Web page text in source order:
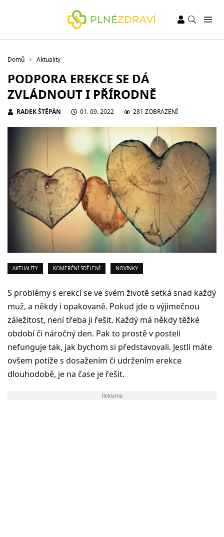
Domů Aktuality
PODPORA EREKCE SE DÁ
ZVLÁDNOUT I PŘÍRODNĚ
RADEK ŠTĚPÁN 01. 09. 2022 281 ZOBRAZENÍ
AKTUALITY KOMERČNÍ SDĚLENÍ NOVINKY
S problémy s erekcí se ve svém životě setká snad každý
muž, a někdy i opakovaně. Pokud jde o výjimečnou
záležitost, není třeba ji řešit. Každý má někdy těžké
období či náročný den. Pak to prostě v posteli
nefunguje tak, jak bychom si představovali. Jestli máte
ovšem potíže s dosažením či udržením erekce
dlouhodobě, je na čase je řešit.
Reklama